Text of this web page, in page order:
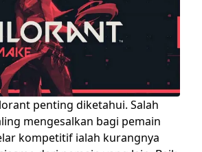
penting diketahui. Salah
mengesalkan bagi pemain
kompetitif ialah kurangnya